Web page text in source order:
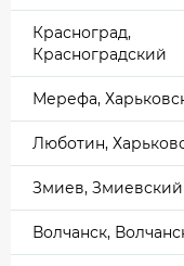
Красноград,
Красноградский
Мерефа,
Люботин,
Змиев, Змиевский
Волчанск,